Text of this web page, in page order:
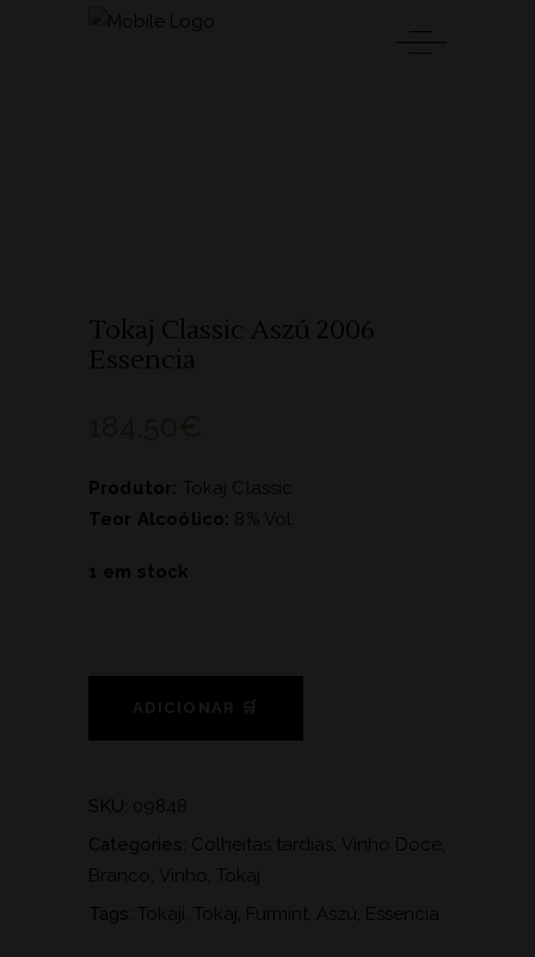
Tokaj Classic Aszú 2006
Essencia
Produtor: Tokaj Classic
Teor Alcoólico: 8% Vol.
1 em stock
ADICIONAR 🛒
SKU: 09848
Categories: Colheitas tardias , Vinho Doce ,
Branco , Vinho , Tokaj
Tags: Tokaji , Tokaj , Furmint, Aszú, Essencia